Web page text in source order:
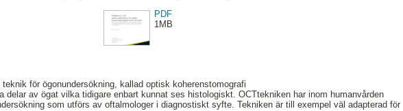
PDF
1MB
för ögonundersökning, kallad optisk koherenstomografi
delar av ögat vilka tidigare enbart kunnat ses histologiskt. OCTtekniken har inom humanvården
som utförs av oftalmologer i diagnostiskt syfte. Tekniken är till exempel väl adapterad för